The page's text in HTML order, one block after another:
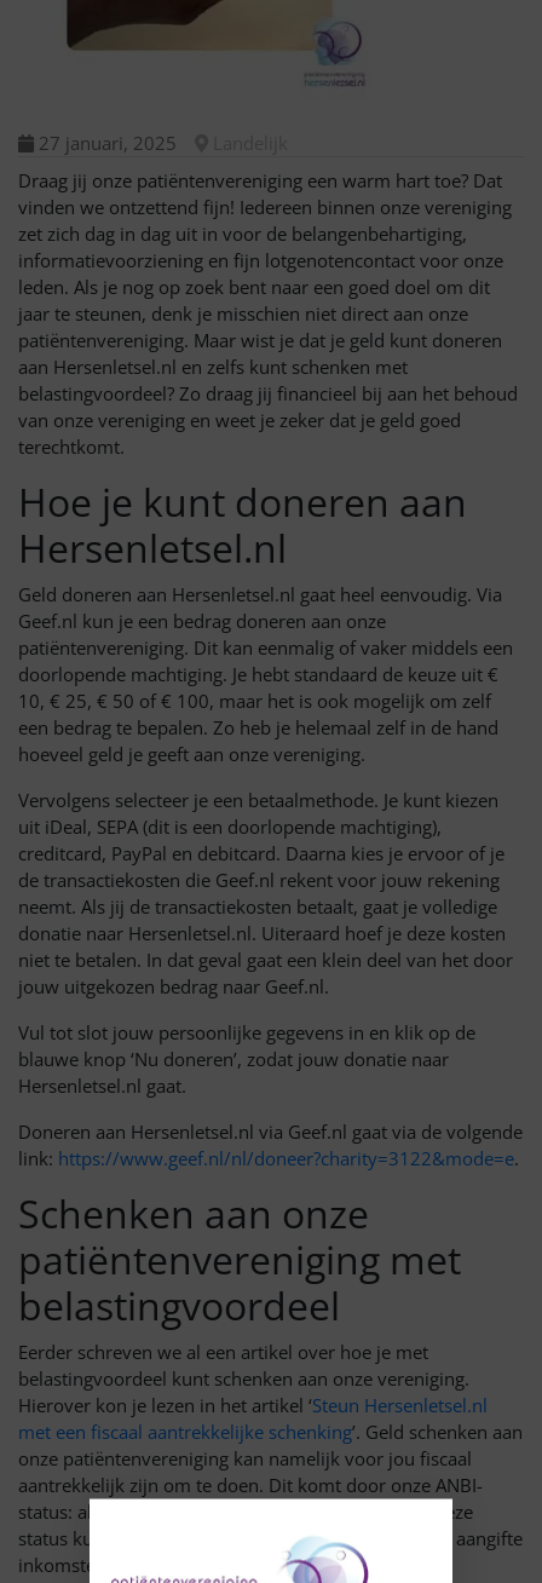
27 januari, 2025
Draag jij onze patiëntenvereniging een warm hart toe? Dat
vinden we ontzettend fijn! Iedereen binnen onze vereniging
zet zich dag in dag uit in voor de belangenbehartiging,
informatievoorziening en fijn lotgenotencontact voor onze
leden. Als je nog op zoek bent naar een goed doel om dit
jaar te steunen, denk je misschien niet direct aan onze
patiëntenvereniging. Maar wist je dat je geld kunt doneren
aan Hersenletsel.nl en zelfs kunt schenken met
belastingvoordeel? Zo draag jij financieel bij aan het behoud
van onze vereniging en weet je zeker dat je geld goed
terechtkomt.
Hoe je kunt doneren aan
Hersenletsel.nl
Geld doneren aan Hersenletsel.nl gaat heel eenvoudig. Via
Geef.nl kun je een bedrag doneren aan onze
patiëntenvereniging. Dit kan eenmalig of vaker middels een
doorlopende machtiging. Je hebt standaard de keuze uit €
10, € 25, € 50 of € 100, maar het is ook mogelijk om zelf
een bedrag te bepalen. Zo heb je helemaal zelf in de hand
hoeveel geld je geeft aan onze vereniging.
Vervolgens selecteer je een betaalmethode. Je kunt kiezen
uit iDeal, SEPA (dit is een doorlopende machtiging),
creditcard, PayPal en debitcard. Daarna kies je ervoor of je
de transactiekosten die Geef.nl rekent voor jouw rekening
neemt. Als jij de transactiekosten betaalt, gaat je volledige
donatie naar Hersenletsel.nl. Uiteraard hoef je deze kosten
niet te betalen. In dat geval gaat een klein deel van het door
jouw uitgekozen bedrag naar Geef.nl.
Vul tot slot jouw persoonlijke gegevens in en klik op de
blauwe knop ‘Nu doneren’, zodat jouw donatie naar
Hersenletsel.nl gaat.
Doneren aan Hersenletsel.nl via Geef.nl gaat via de volgende
link: https://www.geef.nl/nl/doneer?charity=3122&mode=e.
Schenken aan onze
patiëntenvereniging met
belastingvoordeel
Eerder schreven we al een artikel over hoe je met
belastingvoordeel kunt schenken aan onze vereniging.
Hierover kon je lezen in het artikel ‘Steun Hersenletsel.nl
met een fiscaal aantrekkelijke schenking’. Geld schenken aan
onze patiëntenvereniging kan namelijk voor jou fiscaal
aantrekkelijk zijn om te doen. Dit komt door onze ANBI-
status: algemeen nut beogende instelling. Dankzij deze
status kun je jouw donatie namelijk aftrekken van je aangifte
inkomstenbelasting.